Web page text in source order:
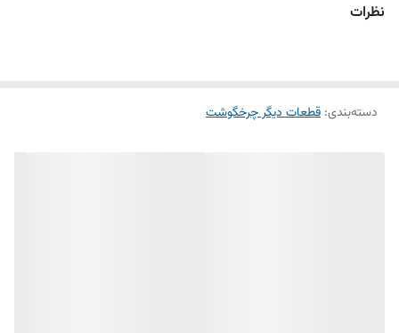
در گوشت‌کوبی دارید، احتمالاً بوش قاب گیربکس نیاز به تعویض دارد — و این
نظرات
دسته‌بندی: قطعات دیگر چرخگوشت